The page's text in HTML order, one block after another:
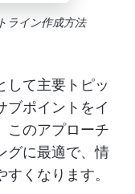
ライン作成方法
して主要トピッ
ブポイントをイ
このアプローチ
グに最適で、情
くなります。